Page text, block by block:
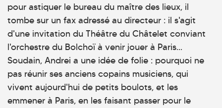
pour astiquer le bureau du maître des lieux, il
tombe sur un fax adressé au directeur : il s'agit
d'une invitation du Théâtre du Châtelet conviant
l'orchestre du Bolchoï à venir jouer à Paris...
Soudain, Andrei a une idée de folie : pourquoi ne
pas réunir ses anciens copains musiciens, qui
vivent aujourd'hui de petits boulots, et les
emmener à Paris, en les faisant passer pour le